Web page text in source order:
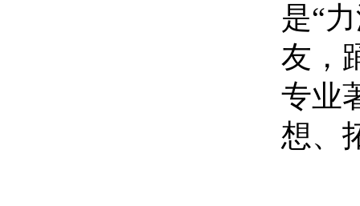
是“
友，
专业
想、